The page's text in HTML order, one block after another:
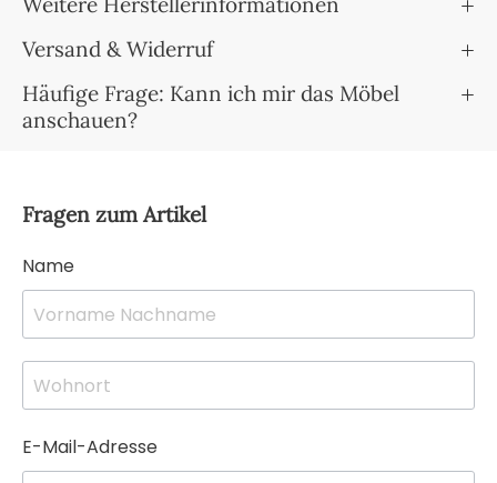
Versand & Widerruf
Häufige Frage: Kann ich mir das Möbel
anschauen?
Fragen zum Artikel
Name
E-Mail-Adresse